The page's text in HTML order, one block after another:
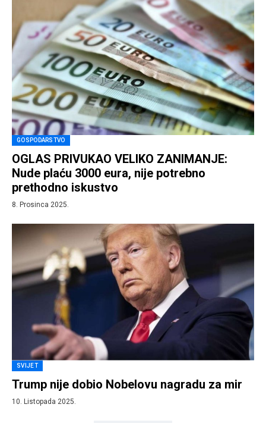
GOSPODARSTVO
OGLAS PRIVUKAO VELIKO ZANIMANJE:
Nude plaću 3000 eura, nije potrebno
prethodno iskustvo
8. Prosinca 2025.
SVIJET
Trump nije dobio Nobelovu nagradu za mir
10. Listopada 2025.